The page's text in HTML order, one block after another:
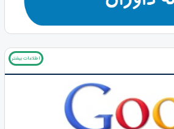
اطلاعات بیشتر